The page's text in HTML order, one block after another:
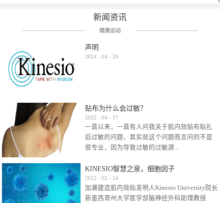
新闻资讯
健康运动
声明
2024 - 04 - 29
贴布为什么会过敏？
2022 - 04 - 17
一直以来，一直有人问我关于肌内效贴布贴扎
后过敏的问题，其实就这个问题而言问的不是
很专业，因为导致过敏的过敏源...
很多，比如试穿件衣服有时都会过敏，特定条
件下吃东西有时也会过敏，难道不吃不穿了？
其他品牌的在此我们不予评价，就KINESIO肌内
KINESIO智慧之泉，细胞因子
2022 - 02 - 24
加濑建造肌内效贴发明人Kinesio University院长
新墨西哥州大学医学部脑神经外科助理教授